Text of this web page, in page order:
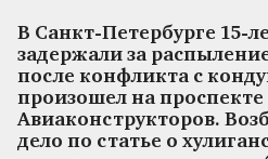
В Санкт-Петербурге 15-
задержали за
после конфликта с
произошел на проспекте
Авиаконструкторов.
дело по статье о